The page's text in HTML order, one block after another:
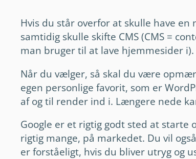
Hvis du står overfor at skulle have
samtidig skulle skifte CMS (CMS =
man bruger til at lave hjemmesider i).
Når du vælger, så skal du være
egen personlige favorit, som er
af og til render ind i. Længere nede
Google er et rigtig godt sted at starte
rigtig mange, på markedet. Du vil
er forståeligt, hvis du bliver utryg og